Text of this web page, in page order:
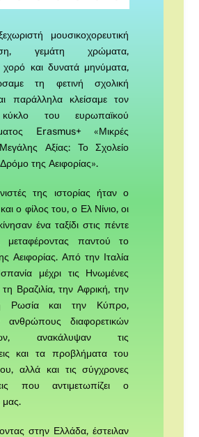
μουσικοχορευτική
γεμάτη χρώματα,
χορό και δυνατά μηνύματα,
τη φετινή σχολική
παράλληλα κλείσαμε τον
του ευρωπαϊκού
Erasmus+ «Μικρές
Αξίας: Το Σχολείο
της Αειφορίας».
της ιστορίας ήταν ο
ο φίλος του, ο Ελ Νίνιο, οι
ένα ταξίδι στις πέντε
μεταφέροντας παντού το
Αειφορίας. Από την Ιταλία
μέχρι τις Ηνωμένες
τη Βραζιλία, την Αφρική, την
Ρωσία και την Κύπρο,
ανθρώπους διαφορετικών
ανακάλυψαν τις
και τα προβλήματα του
αλλά και τις σύγχρονες
που αντιμετωπίζει ο
μας.
στην Ελλάδα, έστειλαν